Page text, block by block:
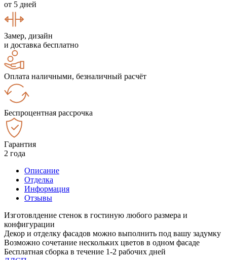
от 5 дней
Замер, дизайн
и доставка бесплатно
Оплата наличными, безналичный расчёт
Беспроцентная рассрочка
Гарантия
2 года
Описание
Отделка
Информация
Отзывы
Изготовлдение стенок в гостиную любого размера и
конфигурации
Декор и отделку фасадов можно выполнить под вашу задумку
Возможно сочетание нескольких цветов в одном фасаде
Бесплатная сборка в течение 1-2 рабочих дней